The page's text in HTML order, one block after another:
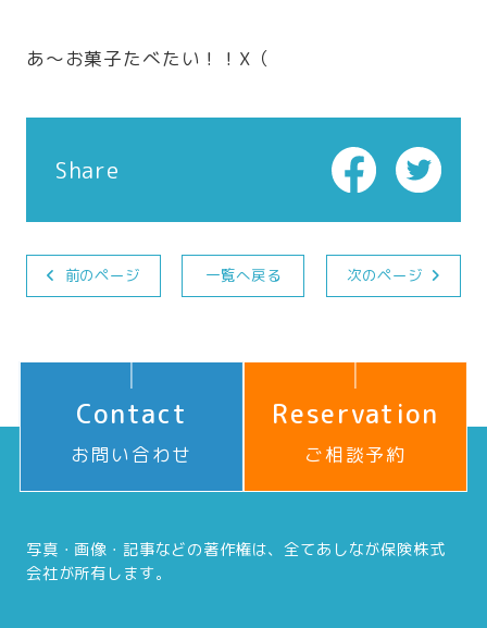
あ～お菓子たべたい！！X（
Share
前のページ 一覧へ戻る 次のページ
Contact
お問い合わせ
Reservation
ご相談予約
写真・画像・記事などの著作権は、全てあしなが保険株式
会社が所有します。